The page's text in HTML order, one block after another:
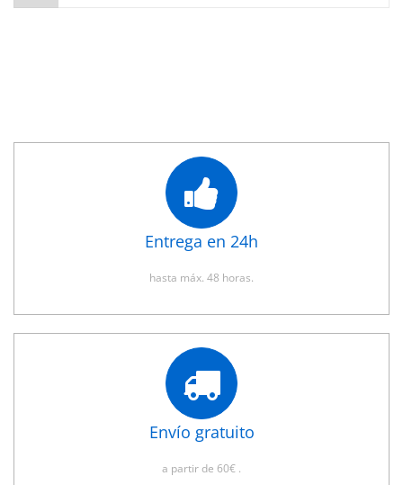
Entrega en 24h
hasta máx. 48 horas.
Envío gratuito
a partir de 60€ .